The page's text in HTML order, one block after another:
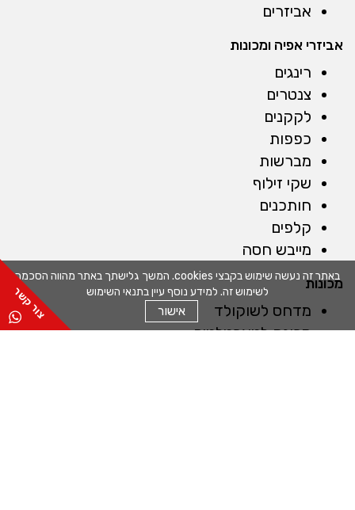
באתר זה נעשה שימוש בקבצי cookies. המשך גלישתך באתר מהווה הסכמה
לשימוש זה. למידע נוסף עיין בתנאי השימוש
אישור
אביזרים
אביזרי אפיה ומכונות
רינגים
צנטרים
לקקנים
כפפות
מברשות
שקי זילוף
חותכנים
קלפים
מייבש חסה
מכונות
מדחס לשוקולד
מכונה לטארטלטים